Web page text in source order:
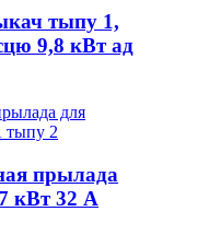
тыпу 1,
9,8 кВт ад
прылада
кВт 32 А